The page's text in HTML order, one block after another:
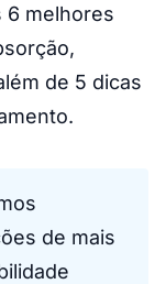
6 melhores
de 5 dicas
de mais